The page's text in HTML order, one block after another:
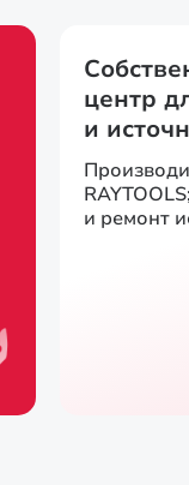
центр
и
и ремонт